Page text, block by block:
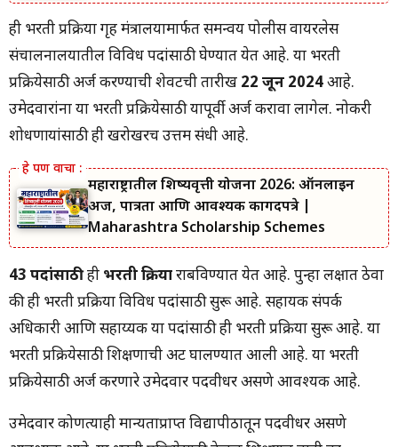
ही भरती प्रक्रिया गृह मंत्रालयामार्फत समन्वय पोलीस वायरलेस
संचालनालयातील विविध पदांसाठी घेण्यात येत आहे. या भरती
प्रक्रियेसाठी अर्ज करण्याची शेवटची तारीख 22 जून 2024आहे.
उमेदवारांना या भरती प्रक्रियेसाठी यापूर्वी अर्ज करावा लागेल. नोकरी
शोधणाऱ्यांसाठी ही खरोखरच उत्तम संधी आहे.
महाराष्ट्रातील शिष्यवृत्ती योजना 2026: ऑनलाईन
अर्ज, पात्रता आणि आवश्यक कागदपत्रे |
Maharashtra Scholarship Schemes
43 पदांसाठीही भरती प्रक्रियाराबविण्यात येत आहे. पुन्हा लक्षात ठेवा
की ही भरती प्रक्रिया विविध पदांसाठी सुरू आहे. सहायक संपर्क
अधिकारी आणि सहाय्यक या पदांसाठी ही भरती प्रक्रिया सुरू आहे. या
भरती प्रक्रियेसाठी शिक्षणाची अट घालण्यात आली आहे. या भरती
प्रक्रियेसाठी अर्ज करणारे उमेदवार पदवीधर असणे आवश्यक आहे.
उमेदवार कोणत्याही मान्यताप्राप्त विद्यापीठातून पदवीधर असणे